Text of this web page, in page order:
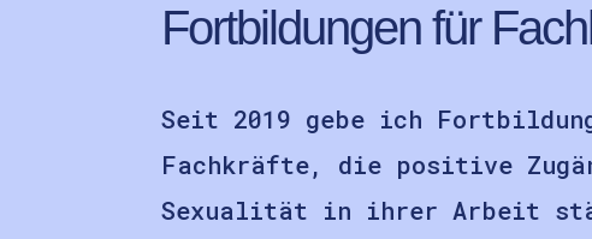
Fortbildungen für
Seit 2019 gebe ich
Fachkräfte, die positive
Sexualität in ihrer Arbeit